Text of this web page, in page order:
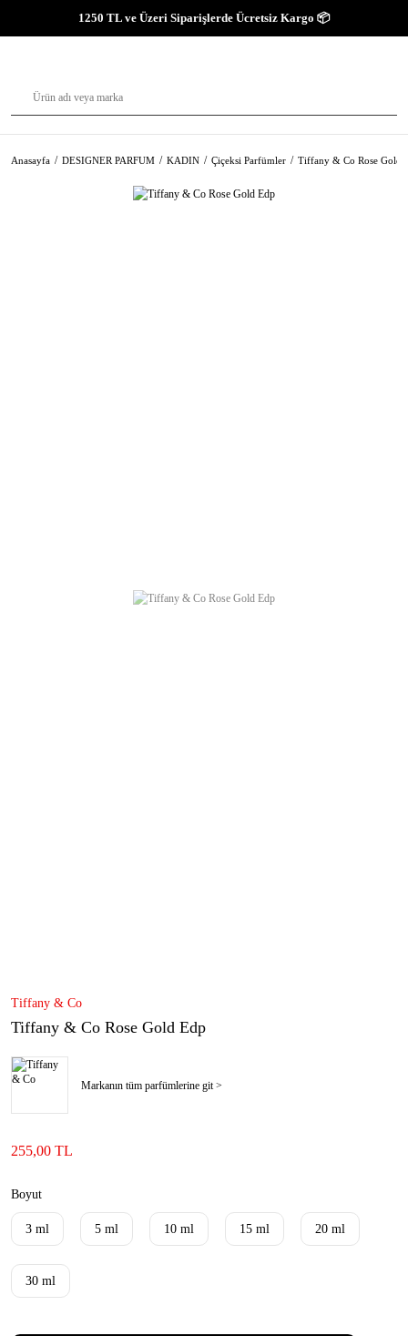
1250 TL ve Üzeri Siparişlerde Ücretsiz Kargo 📦
Anasayfa DESIGNER PARFUM KADIN Çiçeksi Parfümler Tiffany & Co Rose Gold
Tiffany & Co
Tiffany & Co Rose Gold Edp
Markanın tüm parfümlerine git >
255,00 TL
Boyut
3 ml 5 ml 10 ml 15 ml 20 ml
30 ml